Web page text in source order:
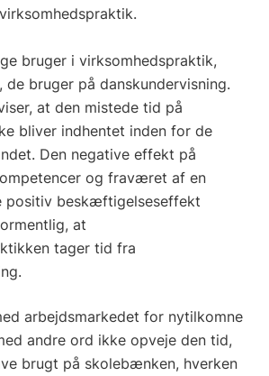
bruger i virksomhedspraktik,
de bruger på danskundervisning.
at den mistede tid på
bliver indhentet inden for de
Den negative effekt på
og fraværet af en
positiv beskæftigelseseffekt
at
tager tid fra
arbejdsmarkedet for nytilkomne
andre ord ikke opveje den tid,
brugt på skolebænken, hverken